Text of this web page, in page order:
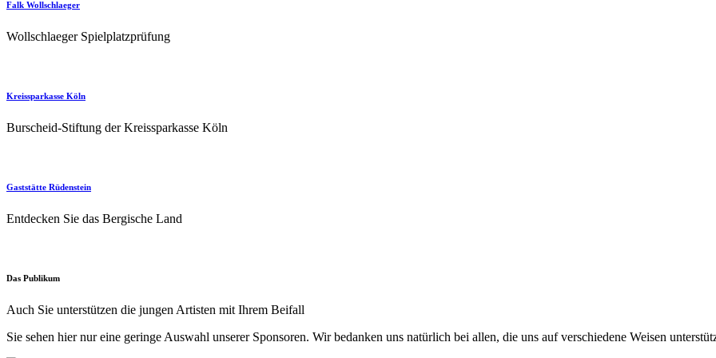
Falk Wollschlaeger
Wollschlaeger Spielplatzprüfung
Kreissparkasse Köln
Burscheid-Stiftung der Kreissparkasse Köln
Gaststätte Rüdenstein
Entdecken Sie das Bergische Land
Das Publikum
Auch Sie unterstützen die jungen Artisten mit Ihrem Beifall
Sie sehen hier nur eine geringe Auswahl unserer Sponsoren. Wir bedanken uns natürlich bei allen, die uns auf verschiedene Weisen